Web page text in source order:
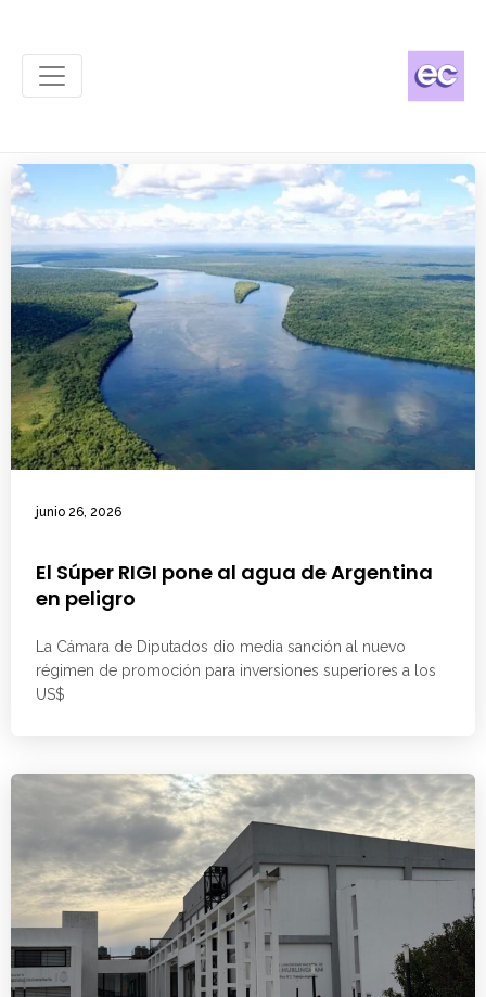
junio 26, 2026
El Súper RIGI pone al agua de Argentina
en peligro
La Cámara de Diputados dio media sanción al nuevo
régimen de promoción para inversiones superiores a los
US$